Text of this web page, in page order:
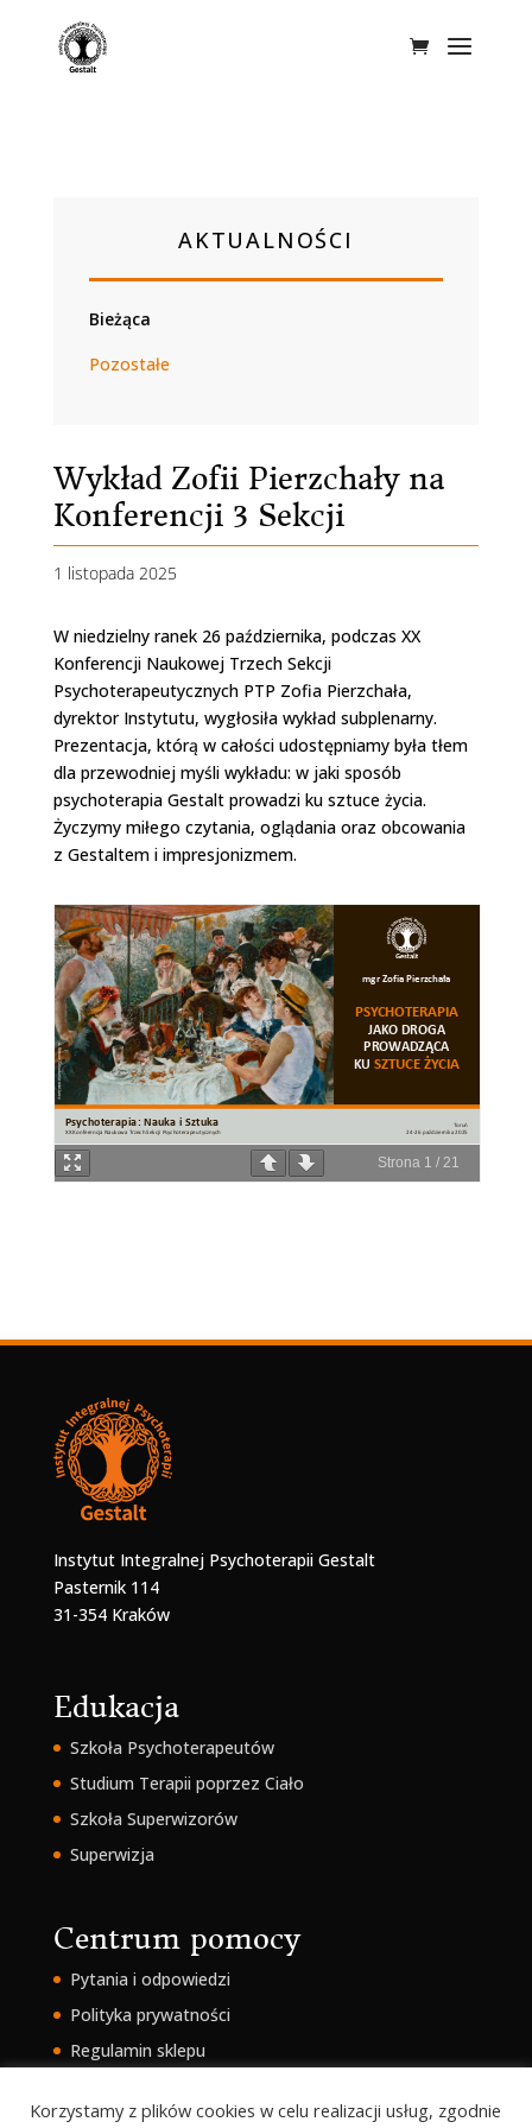
AKTUALNOŚCI
Bieżąca
Pozostałe
Wykład Zofii Pierzchały na
Konferencji 3 Sekcji
1 listopada 2025
W niedzielny ranek 26 października, podczas XX
Konferencji Naukowej Trzech Sekcji
Psychoterapeutycznych PTP Zofia Pierzchała,
dyrektor Instytutu, wygłosiła wykład subplenarny.
Prezentacja, którą w całości udostępniamy była tłem
dla przewodniej myśli wykładu: w jaki sposób
psychoterapia Gestalt prowadzi ku sztuce życia.
Życzymy miłego czytania, oglądania oraz obcowania
z Gestaltem i impresjonizmem.
Strona 1 / 21
Instytut Integralnej Psychoterapii Gestalt
Pasternik 114
31-354 Kraków
Edukacja
Szkoła Psychoterapeutów
Studium Terapii poprzez Ciało
Szkoła Superwizorów
Superwizja
Centrum pomocy
Pytania i odpowiedzi
Polityka prywatności
Regulamin sklepu
Korzystamy z plików cookies w celu realizacji usług, zgodnie